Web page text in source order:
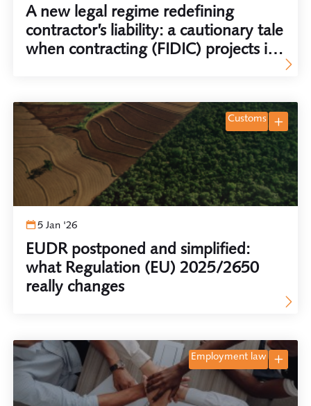
A new legal regime redefining
contractor’s liability: a cautionary tale
when contracting (FIDIC) projects in
5 Jan '26
EUDR postponed and simplified:
what Regulation (EU) 2025/2650
really changes
customs
employment law